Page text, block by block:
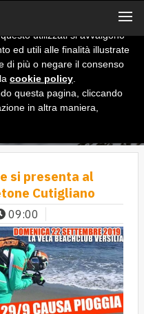
si presenta al
Cutigliano
09:00
x
utilizzati si avvalgono
ed utili alle finalità illustrate
di più o negare il consenso
cookie policy
questa pagina, cliccando
in altra maniera,